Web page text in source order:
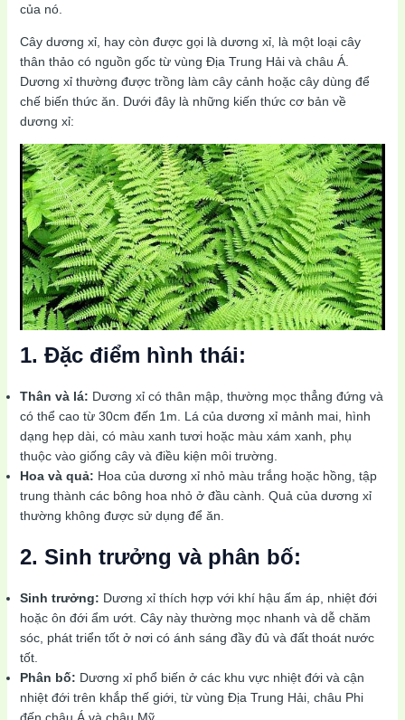
của nó.
Cây dương xỉ, hay còn được gọi là dương xỉ, là một loại cây
thân thảo có nguồn gốc từ vùng Địa Trung Hải và châu Á.
Dương xỉ thường được trồng làm cây cảnh hoặc cây dùng để
chế biến thức ăn. Dưới đây là những kiến thức cơ bản về
dương xỉ:
1. Đặc điểm hình thái:
Thân và lá: Dương xỉ có thân mập, thường mọc thẳng đứng và
có thể cao từ 30cm đến 1m. Lá của dương xỉ mảnh mai, hình
dạng hẹp dài, có màu xanh tươi hoặc màu xám xanh, phụ
thuộc vào giống cây và điều kiện môi trường.
Hoa và quả: Hoa của dương xỉ nhỏ màu trắng hoặc hồng, tập
trung thành các bông hoa nhỏ ở đầu cành. Quả của dương xỉ
thường không được sử dụng để ăn.
2. Sinh trưởng và phân bố:
Sinh trưởng: Dương xỉ thích hợp với khí hậu ấm áp, nhiệt đới
hoặc ôn đới ẩm ướt. Cây này thường mọc nhanh và dễ chăm
sóc, phát triển tốt ở nơi có ánh sáng đầy đủ và đất thoát nước
tốt.
Phân bố: Dương xỉ phổ biến ở các khu vực nhiệt đới và cận
nhiệt đới trên khắp thế giới, từ vùng Địa Trung Hải, châu Phi